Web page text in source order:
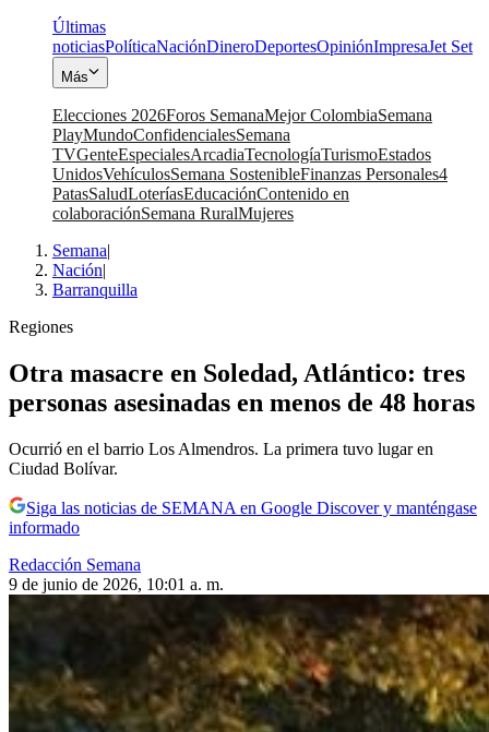
Últimas
noticiasPolíticaNaciónDineroDeportesOpiniónImpresaJet Set
Más
Elecciones 2026Foros SemanaMejor ColombiaSemana
PlayMundoConfidencialesSemana
TVGenteEspecialesArcadiaTecnologíaTurismoEstados
UnidosVehículosSemana SostenibleFinanzas Personales4
PatasSaludLoteríasEducaciónContenido en
colaboraciónSemana RuralMujeres
Semana|
Nación|
Barranquilla
Regiones
Otra masacre en Soledad, Atlántico: tres
personas asesinadas en menos de 48 horas
Ocurrió en el barrio Los Almendros. La primera tuvo lugar en
Ciudad Bolívar.
Siga las noticias de SEMANA en Google Discover y manténgase
informado
Redacción Semana
9 de junio de 2026, 10:01 a. m.